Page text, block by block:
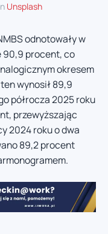
Unsplash
odnotowały w
90,9 procent, co
okresem
wynosił 89,9
półrocza 2025 roku
przewyższając
2024 roku o dwa
89,2 procent